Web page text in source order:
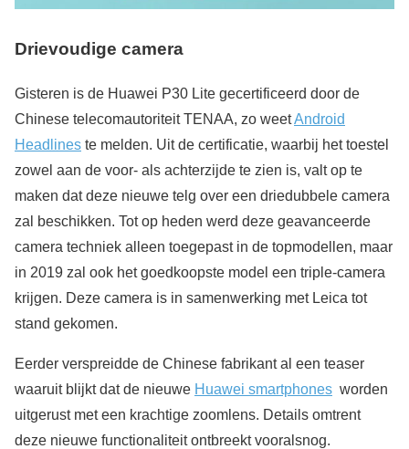
Drievoudige camera
Gisteren is de Huawei P30 Lite gecertificeerd door de
Chinese telecomautoriteit TENAA, zo weetAndroid
Headlines te melden. Uit de certificatie, waarbij het toestel
zowel aan de voor- als achterzijde te zien is, valt op te
maken dat deze nieuwe telg over een driedubbele camera
zal beschikken. Tot op heden werd deze geavanceerde
camera techniek alleen toegepast in de topmodellen, maar
in 2019 zal ook het goedkoopste model een triple-camera
krijgen. Deze camera is in samenwerking met Leica tot
stand gekomen.
Eerder verspreidde de Chinese fabrikant al een teaser
waaruit blijkt dat de nieuwe Huawei smartphones worden
uitgerust met een krachtige zoomlens. Details omtrent
deze nieuwe functionaliteit ontbreekt vooralsnog.